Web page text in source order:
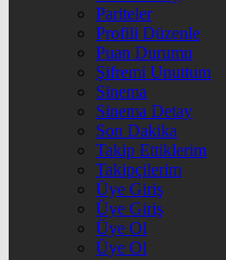
Pariteler
Profili Düzenle
Puan Durumu
Şifremi Unuttum
Sinema
Sinema Detay
Son Dakika
Takip Ettiklerim
Takipçilerim
Üye Giriş
Üye Giriş
Üye Ol
Üye Ol